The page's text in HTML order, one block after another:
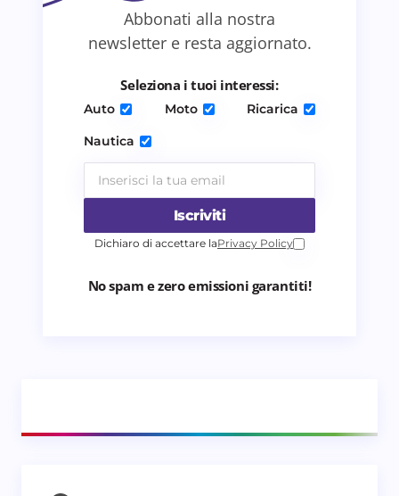
Salva il mio nome e email in questo browser
per il prossimo commento.
Invia commento
Abbonati alla nostra
newsletter e resta aggiornato.
Seleziona i tuoi interessi:
Auto Moto
Ricarica
Nautica
Iscriviti
Dichiaro di accettare laPrivacy Policy
No spam e zero emissioni garantiti!